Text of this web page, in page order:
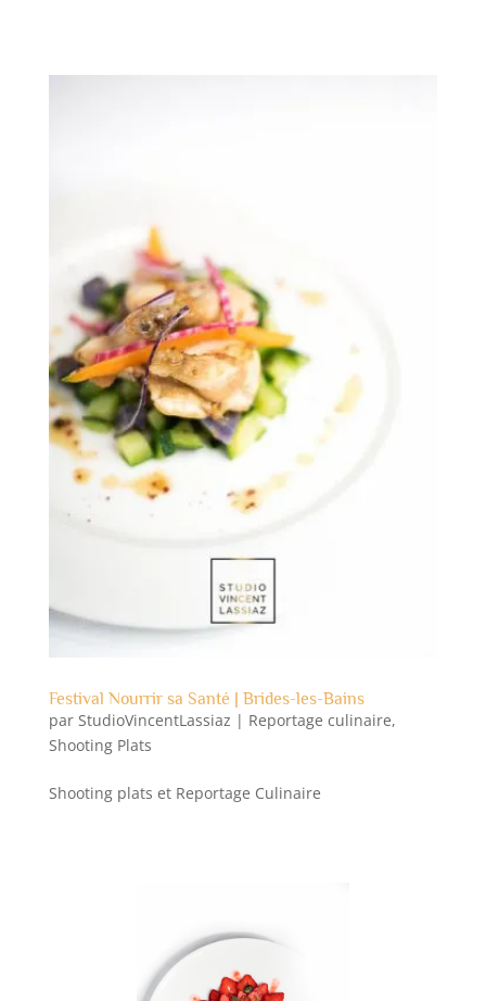
Festival Nourrir sa Santé | Brides-les-Bains
par StudioVincentLassiaz | Reportage culinaire,
Shooting Plats
Shooting plats et Reportage Culinaire